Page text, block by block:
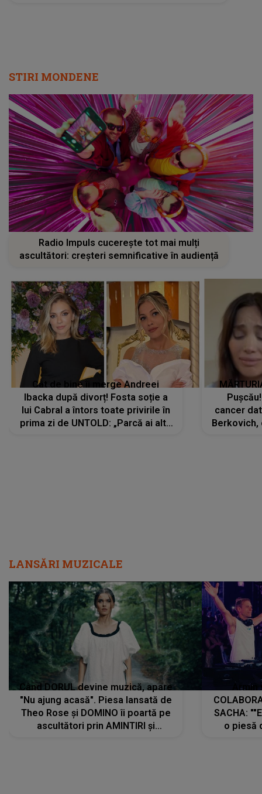
STIRI MONDENE
Radio Impuls cucerește tot mai mulți
ascultători: creșteri semnificative în audiență
Cât de bine îi merge Andreei
Ibacka după divorț! Fosta soție a
lui Cabral a întors toate privirile în
prima zi de UNTOLD: „Parcă ai altă
cancer
Berkovich,
LANSĂRI MUZICALE
Când DORUL devine muzică, apare
"Nu ajung acasă". Piesa lansată de
Theo Rose și DOMINO îi poartă pe
ascultători prin AMINTIRI și
SACHA:
o piesă